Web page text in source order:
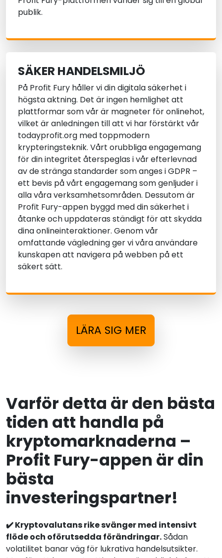
publik.
SÄKER HANDELSMILJÖ
På Profit Fury håller vi din digitala säkerhet i
högsta aktning. Det är ingen hemlighet att
plattformar som vår är magneter för onlinehot,
vilket är anledningen till att vi har förstärkt vår
todayprofit.org med toppmodern
krypteringsteknik. Vårt orubbliga engagemang
för din integritet återspeglas i vår efterlevnad
av de stränga standarder som anges i GDPR –
ett bevis på vårt engagemang som genljuder i
alla våra verksamhetsområden. Dessutom är
Profit Fury-appen byggd med din säkerhet i
åtanke och uppdateras ständigt för att skydda
dina onlineinteraktioner. Genom vår
omfattande vägledning ger vi våra användare
kunskapen att navigera på webben på ett
säkert sätt.
LÄRA SIG MER
Varför detta är den bästa
tiden att handla på
kryptomarknaderna –
Profit Fury-appen är din
bästa
investeringspartner!
✔️ Kryptovalutans rike svänger med intensivt
flöde och oförutsedda förändringar.Sådan
volatilitet banar väg för lukrativa handelsutsikter.